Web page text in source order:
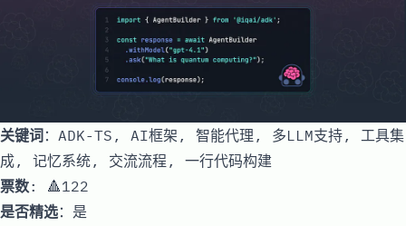
关键词：ADK-TS, AI框架, 智能代理, 多LLM支持, 工具集
成, 记忆系统, 交流流程, 一行代码构建
票数: 🔺122
是否精选：是